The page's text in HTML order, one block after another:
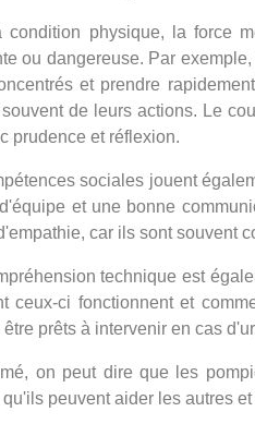
condition physique, la force
ou dangereuse. Par
et prendre
de leurs actions. Le
prudence et réflexion.
sociales jouent
et une bonne
car ils sont souvent
technique est
ceux-ci fonctionnent et
prêts à intervenir en cas
on peut dire que les
peuvent aider les autres